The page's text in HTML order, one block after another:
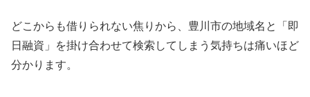
どこからも借りられない焦りから、豊川市の地域名と「即
日融資」を掛け合わせて検索してしまう気持ちは痛いほど
分かります。